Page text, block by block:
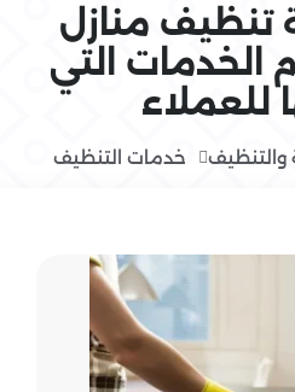
تنظيف منازل
الخدمات التي
للعملاء
والتنظيف خدمات التنظيف